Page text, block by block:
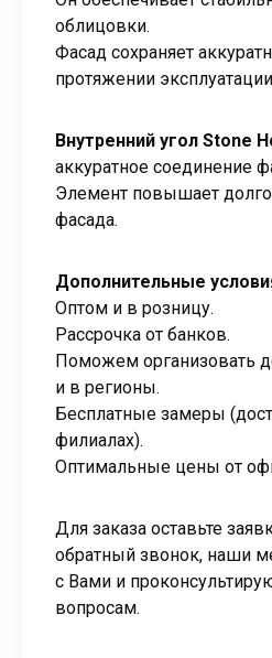
облицовки.
Фасад сохраняет
протяжении
Внутренний угол Stone
аккуратное соединение
Элемент повышает
фасада.
Дополнительные
Оптом и в розницу.
Рассрочка от банков.
Поможем организовать
и в регионы.
Бесплатные замеры
филиалах).
Оптимальные цены от
Для заказа оставьте
обратный звонок, наши
с Вами и
вопросам.